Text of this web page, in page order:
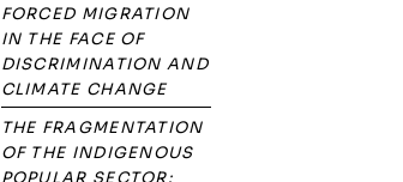
FORCED MIGRATION
IN THE FACE OF
DISCRIMINATION AND
CLIMATE CHANGE
THE FRAGMENTATION
OF THE INDIGENOUS
POPULAR SECTOR: